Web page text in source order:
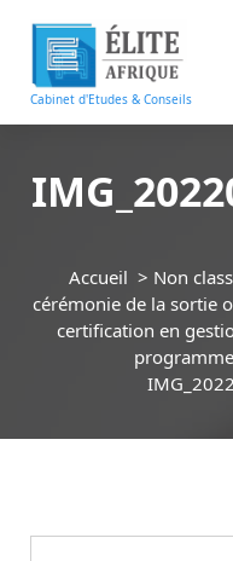
r
Cabinet d'Etudes & Conseils
Accueil > Non
cérémonie de la sortie
certification en